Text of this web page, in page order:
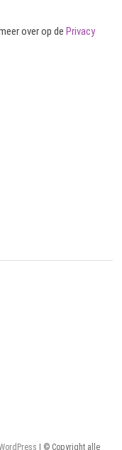
over op dePrivacy
| © Copyright alle